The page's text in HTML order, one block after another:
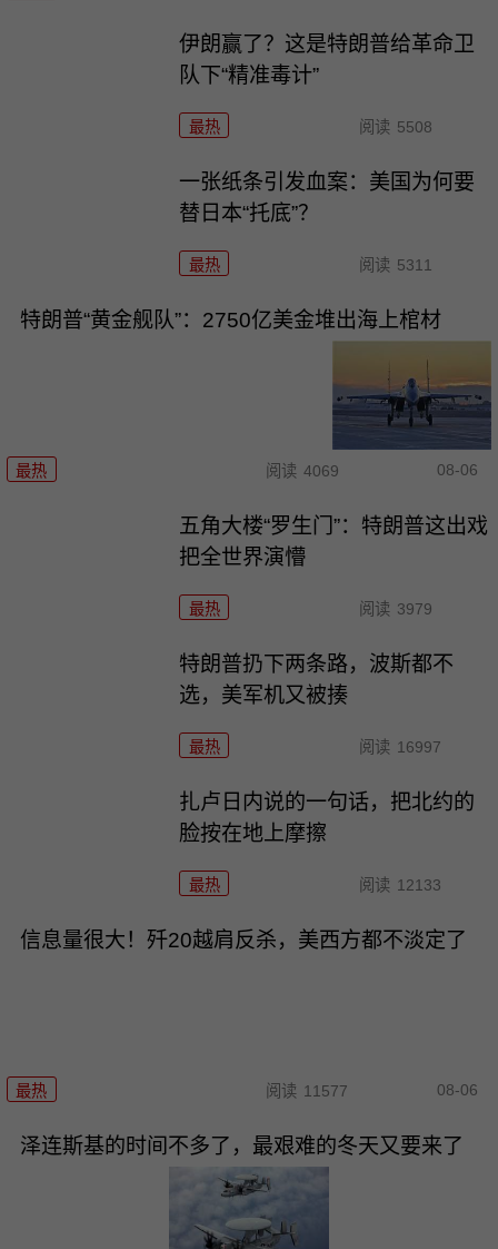
伊朗赢了？这是特朗普给革命卫
队下“精准毒计”
最热 阅读 5508
一张纸条引发血案：美国为何要
替日本“托底”？
最热 阅读 5311
特朗普“黄金舰队”：2750亿美金堆出海上棺材
最热 阅读 4069 08-06
五角大楼“罗生门”：特朗普这出戏
把全世界演懵
最热 阅读 3979
特朗普扔下两条路，波斯都不
选，美军机又被揍
最热 阅读 16997
扎卢日内说的一句话，把北约的
脸按在地上摩擦
最热 阅读 12133
信息量很大！歼20越肩反杀，美西方都不淡定了
最热 阅读 11577 08-06
泽连斯基的时间不多了，最艰难的冬天又要来了